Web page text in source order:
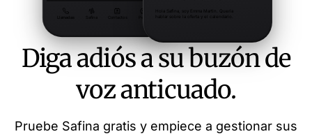
Diga adiós a su buzón de
voz anticuado.
Pruebe Safina gratis y empiece a gestionar sus